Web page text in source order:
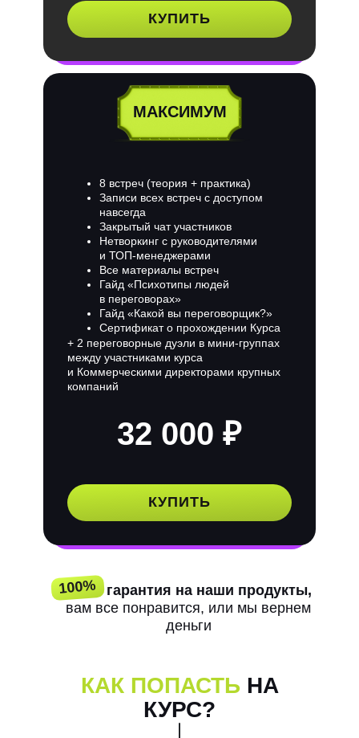
100%
гарантия на наши продукты,
вам все понравится, или мы вернем
деньги
100%
32 000 ₽
МАКСИМУМ
8 встреч (теория + практика)
Записи всех встреч с доступом
навсегда
Закрытый чат участников
Нетворкинг с руководителями
и ТОП-менеджерами
Все материалы встреч
Гайд «Психотипы людей
в переговорах»
Гайд «Какой вы переговорщик?»
Сертификат о прохождении Курса
+ 2 переговорные дуэли в мини-группах
между участниками курса
и Коммерческими директорами крупных
компаний
КУПИТЬ
КУПИТЬ
КАК ПОПАСТЬ НА
КУРС?